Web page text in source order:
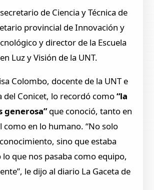
de Ciencia y Técnica de
provincial de Innovación y
y director de la Escuela
Luz y Visión de la UNT.
Colombo, docente de la UNT e
del Conicet, lo recordó como“la
generosa”que conoció, tanto en
como en lo humano. “No solo
sino que estaba
que nos pasaba como equipo,
le dijo al diario La Gaceta de